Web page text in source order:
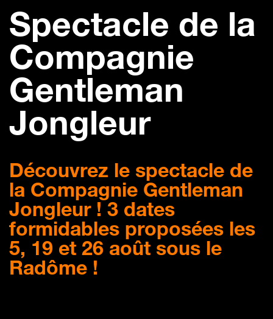
Spectacle de la
Compagnie
Gentleman
Jongleur
Découvrez le spectacle de
la Compagnie Gentleman
Jongleur ! 3 dates
formidables proposées les
5, 19 et 26 août sous le
Radôme !